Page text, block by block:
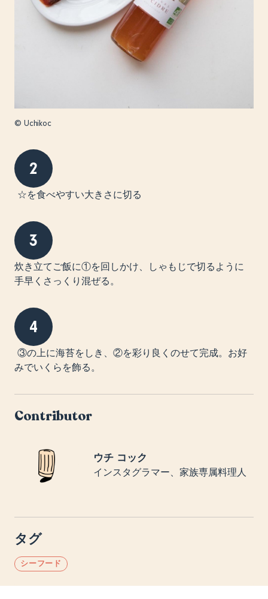
© Uchikoc
2
☆を食べやすい大きさに切る
3
炊き立てご飯に①を回しかけ、しゃもじで切るように
手早くさっくり混ぜる。
4
③の上に海苔をしき、②を彩り良くのせて完成。お好
みでいくらを飾る。
Contributor
ウチ コック
インスタグラマー、家族専属料理人
タグ
シーフード